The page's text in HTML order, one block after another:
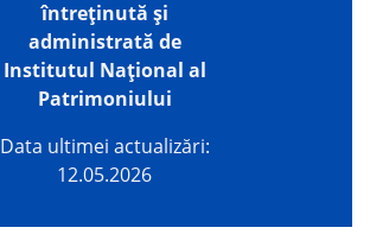
întreţinută şi
administrată de
Institutul Național al
Patrimoniului
Data ultimei actualizări:
12.05.2026